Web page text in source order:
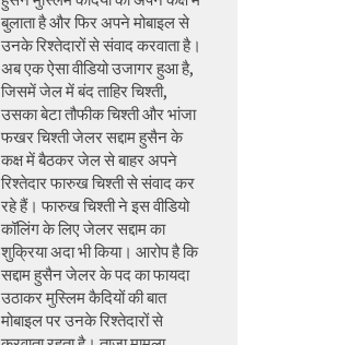
बुलाता है और फिर अपने मोबाइल से
उनके रिश्तेदारों से संवाद करवाता है।
अब एक ऐसा वीडियो उजागर हुआ है,
जिसमें जेल में बंद ताहिर चिश्ती,
उसका बेटा तौफीक चिश्ती और भांजा
फखर चिश्ती जेलर सद्दाम हुसैन के
कक्ष में बैठकर जेल से बाहर अपने
रिश्तेदार फारुख चिश्ती से संवाद कर
रहे हैं। फारुख चिश्ती ने इस वीडियो
कॉलिंग के लिए जेलर सद्दाम का
शुक्रिया अदा भी किया। आरोप है कि
सद्दाम हुसैन जेलर के पद का फायदा
उठाकर मुस्लिम कैदियों की बात
मोबाइल पर उनके रिश्तेदारों से